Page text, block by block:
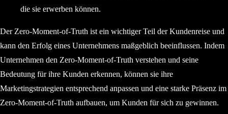
die sie erwerben können.
Der Zero-Moment-of-Truth ist ein wichtiger Teil der Kundenreise und
kann den Erfolg eines Unternehmens maßgeblich beeinflussen. Indem
Unternehmen den Zero-Moment-of-Truth verstehen und seine
Bedeutung für ihre Kunden erkennen, können sie ihre
Marketingstrategien entsprechend anpassen und eine starke Präsenz im
Zero-Moment-of-Truth aufbauen, um Kunden für sich zu gewinnen.